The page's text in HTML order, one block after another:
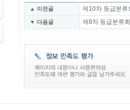
▲ 이전글 제10차 등급분류
▼ 다음글 제8차 등급분류